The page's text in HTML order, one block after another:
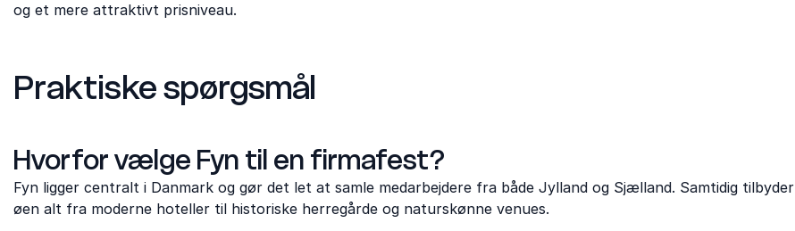
og et mere attraktivt prisniveau.
Praktiske spørgsmål
Hvorfor vælge Fyn til en firmafest?
Fyn ligger centralt i Danmark og gør det let at samle medarbejdere fra både Jylland og Sjælland. Samtidig tilbyder
øen alt fra moderne hoteller til historiske herregårde og naturskønne venues.